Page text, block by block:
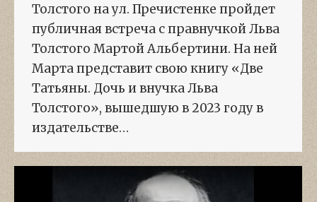
Толстого на ул. Пречистенке пройдет
публичная встреча с правнучкой Льва
Толстого Мартой Альбертини. На ней
Марта представит свою книгу «Две
Татьяны. Дочь и внучка Льва
Толстого», вышедшую в 2023 году в
издательстве…